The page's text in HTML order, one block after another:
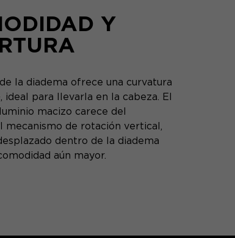
Y
la diadema ofrece una curvatura
ideal para llevarla en la cabeza. El
macizo carece del
mecanismo de rotación vertical,
dentro de la diadema
aún mayor.